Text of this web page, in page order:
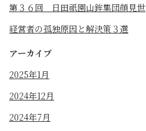
第３６回 日田祇園山鉾集団顔見世
経営者の孤独原因と解決策３選
アーカイブ
2025年1月
2024年12月
2024年7月